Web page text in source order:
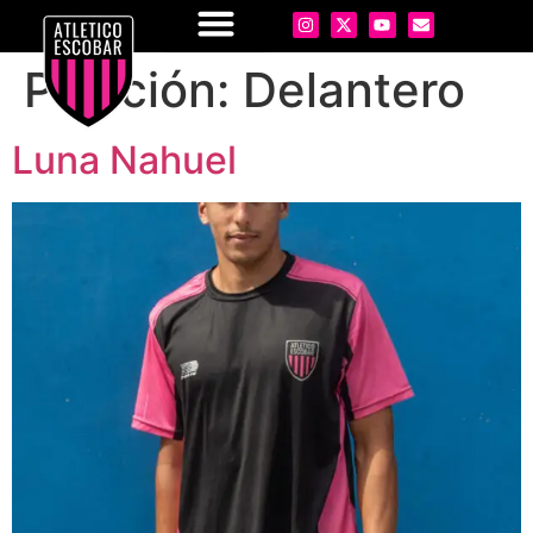
Posición: Delantero
Luna Nahuel